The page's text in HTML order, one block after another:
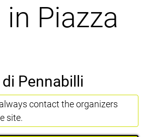
Piazza
Pennabilli
contact the organizers
site.